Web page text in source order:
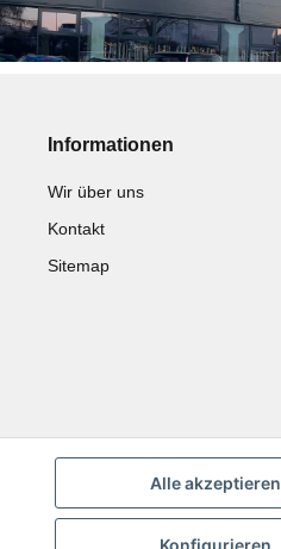
Alle akzeptieren
Konfigurieren
Informationen
Wir über uns
Kontakt
Sitemap